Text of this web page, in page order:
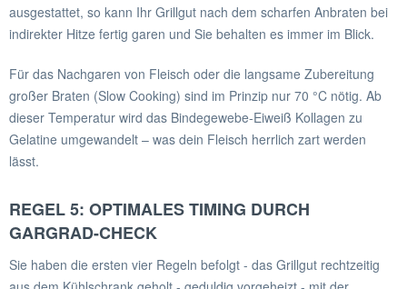
ausgestattet, so kann Ihr Grillgut nach dem scharfen Anbraten bei
indirekter Hitze fertig garen und Sie behalten es immer im Blick.
Für das Nachgaren von Fleisch oder die langsame Zubereitung
großer Braten (Slow Cooking) sind im Prinzip nur 70 °C nötig. Ab
dieser Temperatur wird das Bindegewebe-Eiweiß Kollagen zu
Gelatine umgewandelt – was dein Fleisch herrlich zart werden
lässt.
REGEL 5: OPTIMALES TIMING DURCH
GARGRAD-CHECK
Sie haben die ersten vier Regeln befolgt - das Grillgut rechtzeitig